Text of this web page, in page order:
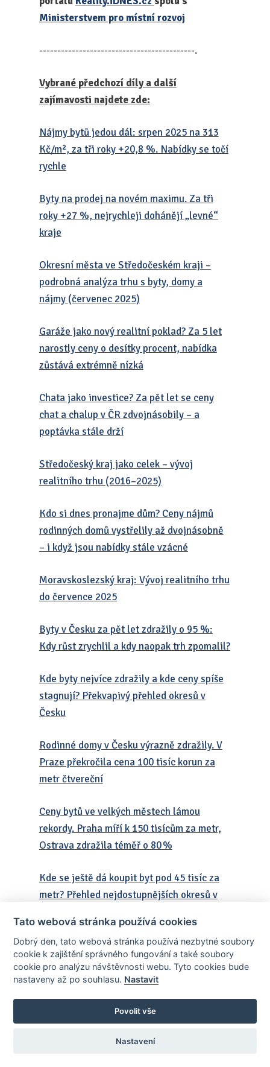
Ministerstvem pro místní rozvoj
-------------------------------------------.
Vybrané předchozí díly a další
zajímavosti najdete zde:
Nájmy bytů jedou dál: srpen 2025 na 313
Kč/m², za tři roky +20,8 %. Nabídky se točí
rychle
Byty na prodej na novém maximu. Za tři
roky +27 %, nejrychleji dohánějí „levné“
kraje
Okresní města ve Středočeském kraji –
podrobná analýza trhu s byty, domy a
nájmy (červenec 2025)
Garáže jako nový realitní poklad? Za 5 let
narostly ceny o desítky procent, nabídka
zůstává extrémně nízká
Chata jako investice? Za pět let se ceny
chat a chalup v ČR zdvojnásobily – a
poptávka stále drží
Středočeský kraj jako celek – vývoj
realitního trhu (2016–2025)
Kdo si dnes pronajme dům? Ceny nájmů
rodinných domů vystřelily až dvojnásobně
– i když jsou nabídky stále vzácné
Moravskoslezský kraj: Vývoj realitního trhu
do července 2025
Byty v Česku za pět let zdražily o 95 %:
Kdy růst zrychlil a kdy naopak trh zpomalil?
Kde byty nejvíce zdražily a kde ceny spíše
stagnují? Překvapivý přehled okresů v
Česku
Rodinné domy v Česku výrazně zdražily. V
Praze překročila cena 100 tisíc korun za
metr čtvereční
Ceny bytů ve velkých městech lámou
rekordy. Praha míří k 150 tisícům za metr,
Ostrava zdražila téměř o 80 %
Kde se ještě dá koupit byt pod 45 tisíc za
metr? Přehled nejdostupnějších okresů v
Pronájmy pod lupou: Praha vede, ale
Jihomoravský kraj a Středočeský ji
dohánějí
Bydlení za všechny peníze: Rozdíl mezi
nejdražším a nejlevnějším krajem přes 110
Tato webová stránka používá cookies
Dobrý den, tato webová stránka používá nezbytné soubory
cookie k zajištění správného fungování a také soubory
cookie pro analýzu návštěvnosti webu. Tyto cookies bude
nastaveny až po souhlasu. Nastavit
Povolit vše
Nastavení